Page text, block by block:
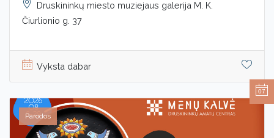
Druskininkų miesto muziejaus galerija M. K.
Čiurlionio g. 37
Vyksta dabar
Parodos
07